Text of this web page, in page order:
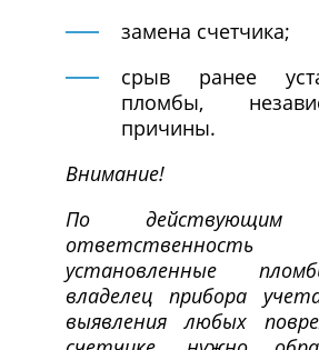
замена счетчика;
срыв ранее
пломбы,
причины.
Внимание!
По действующим
установленные
владелец прибора
выявления любых